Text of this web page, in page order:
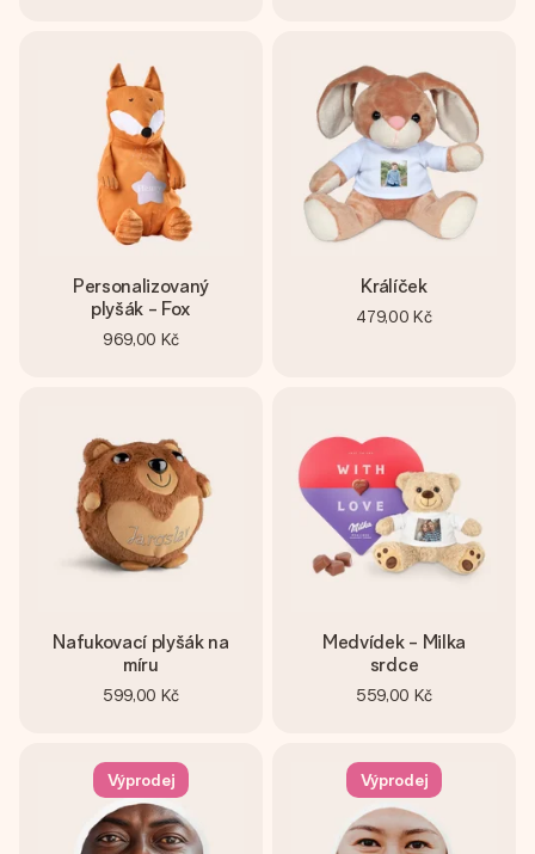
Personalizovaný
plyšák - Fox
969,00 Kč
Králíček
479,00 Kč
Nafukovací plyšák na
míru
599,00 Kč
Medvídek - Milka
srdce
559,00 Kč
Výprodej Výprodej